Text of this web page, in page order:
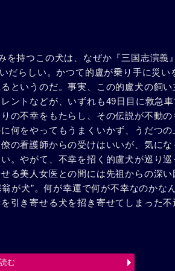
を持つこの犬は、なぜか『三国志演義
だらしい。かつて的盧が乗り手に災い
というのだ。事実、この的盧犬の飼い
ントなどが、いずれも49日目に救急車
の不幸をもたらし、その伝説が不動の
何をやってもうまくいかず、うだつの
の看護師からの受けはいいが、気にな
。やがて、不幸を招く的盧犬が巡り巡
る美人女医との間には先祖からの深い
が犬”。何が幸運で何が不幸なのかなん
引き寄せる犬を招き寄せてしまった不
む